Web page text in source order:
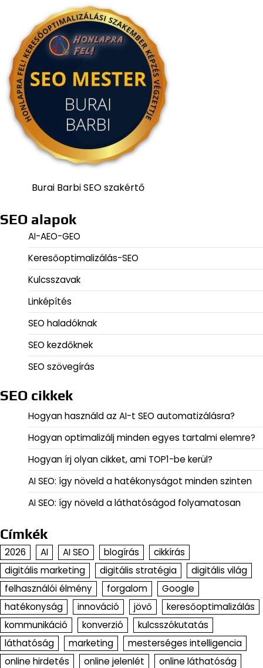
Burai Barbi SEO szakértő
SEO alapok
AI-AEO-GEO
Keresőoptimalizálás-SEO
Kulcsszavak
Linképítés
SEO haladóknak
SEO kezdőknek
SEO szövegírás
SEO cikkek
Hogyan használd az AI-t SEO automatizálásra?
Hogyan optimalizálj minden egyes tartalmi elemre?
Hogyan írj olyan cikket, ami TOP1-be kerül?
AI SEO: így növeld a hatékonyságot minden szinten
AI SEO: így növeld a láthatóságod folyamatosan
Címkék
2026 AI AI SEO blogírás
cikkírás
digitális marketing
digitális stratégia
digitális világ
felhasználói élmény
forgalom
Google
hatékonyság
innováció jövő
keresőoptimalizálás
kommunikáció
konverzió
kulcsszókutatás
láthatóság
marketing
mesterséges intelligencia
online hirdetés
online jelenlét
online láthatóság